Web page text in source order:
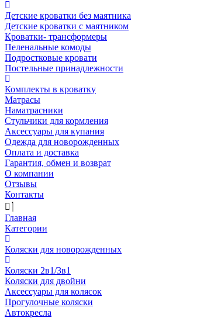
Детские кроватки без маятника
Детские кроватки с маятником
Кроватки- трансформеры
Пеленальные комоды
Подростковые кровати
Постельные принадлежности
Комплекты в кроватку
Матрасы
Наматрасники
Стульчики для кормления
Аксессуары для купания
Одежда для новорожденных
Оплата и доставка
Гарантия, обмен и возврат
О компании
Отзывы
Контакты
Главная
Категории
Коляски для новорожденных
Коляски 2в1/3в1
Коляски для двойни
Аксессуары для колясок
Прогулочные коляски
Автокресла